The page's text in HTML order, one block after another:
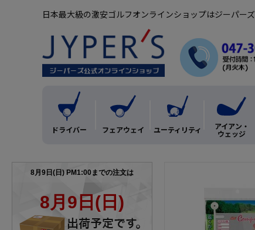
日本最大級の激安ゴルフオンラインショップはジーパーズ
ドライバー フェアウェイ ユーティリティ アイアン・
ウェッジ